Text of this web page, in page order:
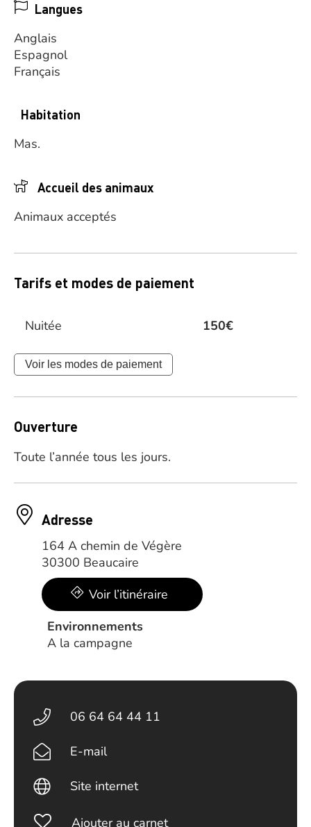
Langues
Anglais
Espagnol
Français
Habitation
Mas.
Accueil des animaux
Animaux acceptés
Tarifs et modes de paiement
Nuitée 150€
Voir les modes de paiement
Ouverture
Toute l’année tous les jours.
Adresse
164 A chemin de Végère
30300 Beaucaire
Voir l’itinéraire
Environnements
A la campagne
06 64 64 44 11
E-mail
Site internet
Ajouter au carnet